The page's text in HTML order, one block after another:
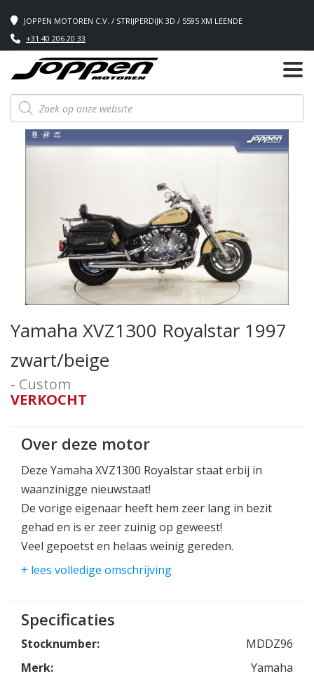
JOPPEN MOTOREN C.V. / STRIJPERDIJK 3D / 5595 XM LEENDE
+31 40 206 20 33
Producten
zoeken
Yamaha XVZ1300 Royalstar 1997
zwart/beige
- Custom
VERKOCHT
Over deze motor
Deze Yamaha XVZ1300 Royalstar staat erbij in
waanzinigge nieuwstaat!
De vorige eigenaar heeft hem zeer lang in bezit
gehad en is er zeer zuinig op geweest!
Veel gepoetst en helaas weinig gereden.
Een heerlijk soepel V4 motorblok, dit kom je maar
kom snel langs bij Joppen Motoren voor deze
mooie verschijning!
+ lees volledige omschrijving
Specificaties
Stocknumber:
MDDZ96
Merk:
Yamaha